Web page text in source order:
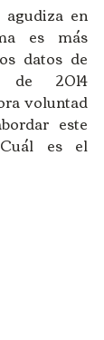
en
es más
datos de
de 2014
voluntad
este
es el